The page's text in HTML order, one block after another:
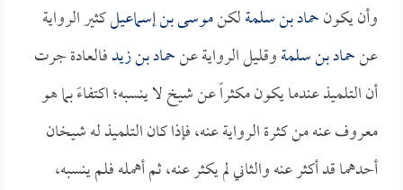
وأن يكونحماد بن سلمةلكنموسى بن إسماعيلكثير الرواية
عنحماد بن سلمةوقليل الرواية عنحماد بن زيدفالعادة جرت
أن التلميذ عندما يكون مكثراً عن شيخ لا ينسبه؛ اكتفاءً بما هو
معروف عنه من كثرة الرواية عنه، فإذا كان التلميذ له شيخان
أحدهما قد أكثر عنه والثاني لم يكثر عنه، ثم أهمله فلم ينسبه،